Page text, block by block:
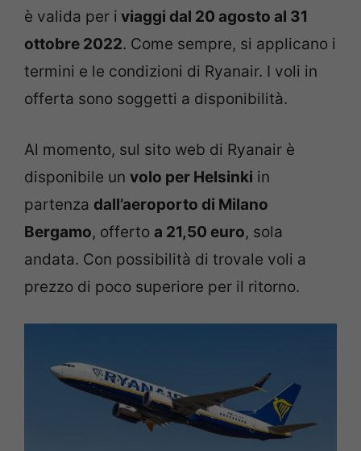
è valida per i viaggi dal 20 agosto al 31
ottobre 2022. Come sempre, si applicano i
termini e le condizioni di Ryanair. I voli in
offerta sono soggetti a disponibilità.
Al momento, sul sito web di Ryanair è
disponibile un volo per Helsinki in
partenza dall’aeroporto di Milano
Bergamo, offerto a 21,50 euro, sola
andata. Con possibilità di trovale voli a
prezzo di poco superiore per il ritorno.